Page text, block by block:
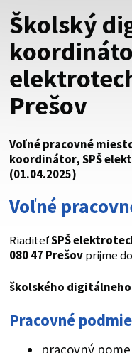
psk.sk.
Táto stránka je
Buďte pozorní a vždy
cez zabezpečenú
vždy začína https://
Školský
Prešov
Voľné pracovné
koordinátor, SPŠ
(01.04.2025)
Voľné
RiaditeľSPŠ
080 47 Prešovprijme
školského
Pracovné